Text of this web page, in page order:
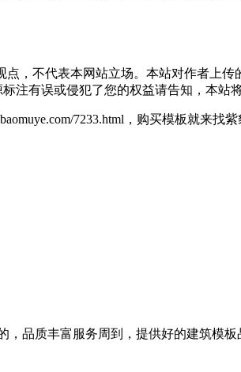
点，不代表本网站立场。本站对作者上
注有误或侵犯了您的权益请告知，本站
7233.html，购买模板就来
品质丰富服务周到，提供好的建筑模板